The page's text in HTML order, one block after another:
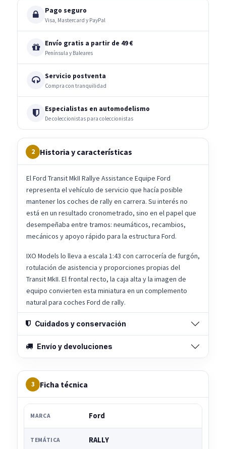
Pago seguro
Visa, Mastercard y PayPal
Envío gratis a partir de 49 €
Península y Baleares
Servicio postventa
Compra con tranquilidad
Especialistas en automodelismo
De coleccionistas para coleccionistas
2 Historia y características
El Ford Transit MkII Rallye Assistance Equipe Ford
representa el vehículo de servicio que hacía posible
mantener los coches de rally en carrera. Su interés no
está en un resultado cronometrado, sino en el papel que
desempeñaba entre tramos: neumáticos, recambios,
mecánicos y apoyo rápido para la estructura Ford.
IXO Models lo lleva a escala 1:43 con carrocería de furgón,
rotulación de asistencia y proporciones propias del
Transit MkII. El frontal recto, la caja alta y la imagen de
equipo convierten esta miniatura en un complemento
natural para coches Ford de rally.
Cuidados y conservación
Envío y devoluciones
3 Ficha técnica
MARCA Ford
TEMÁTICA RALLY